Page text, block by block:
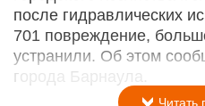
после гидравлических
701 повреждение,
устранили. Об этом
города Барнаула.
Читать